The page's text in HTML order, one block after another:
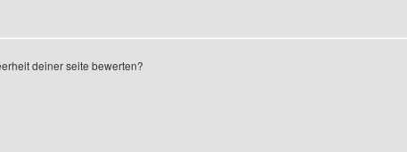
deiner seite bewerten?